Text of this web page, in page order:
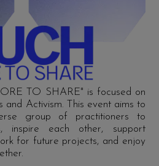
TO SHARE" is focused on
and Activism. This event aims to
group of practitioners to
inspire each other, support
for future projects, and enjoy